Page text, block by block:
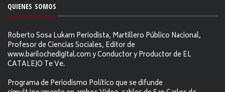
QUIENES SOMOS
Roberto Sosa Lukam Periodista, Martillero Público Nacional,
Profesor de Ciencias Sociales, Editor de
www.barilochedigital.com y Conductor y Productor de EL
CATALEJO Te Ve.
Programa de Periodismo Político que se difunde